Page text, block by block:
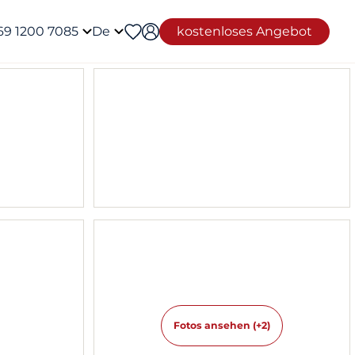
1200 7085 De kostenloses Angebot
Fotos ansehen (+2)